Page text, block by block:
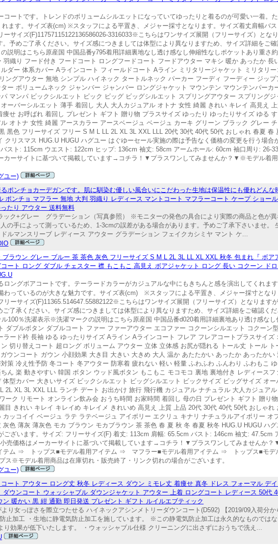
コートです。トレンドのボリュームシルエットになっていてゆったりと着るのが可愛い一着。
ます。サイズ表(cm) ※スタッフによる平置き、メジャー採寸となります。サイズ着丈肩幅バス
サイズ(F)11757115122136586026-3316033※こちらはワンサイズ展開（フリーサイズ）となり
予めご了承ください。サイズ感につきましては体型により異なりますため、サイズ詳細をご確
説明はこちら原産国 中国品番y795着用詳細裏地なし透け感なし伸縮性なしポケットあり重さ
織り フード付き フードコート ロングフードコート フードアウター マキシ 暖か あったか 長
ダー 体系カバー Aラインコート フィールドコート Aライン ミリタリージャケット ミリタリー
ングアウター 無地 シンプル ハイネック タートルネック パーカー フーディ フーディー ジップ
ー ボリュームネック ジャンバー ジャンバー ロングジャケット マウンテン マウンテンパーカ
マンパ ビックシルエット ビック ビッグ ビッグシルエット スプリングアウター スプリングジ
ーバーシルエット 薄手 着回し 大人 大人カジュアル オトナ 女性 綺麗 きれい キレイ 高見え
せ お呼ばれ 着回し プレゼント ギフト 贈り物 プラスサイズ ゆったり ゆったりサイズ ゆる
オトナ 女性 綺麗 アースカラー アースベージュ ベージュ カーキ グリーン ブラック グレー
黒色 フリーサイズ フリー S M L LL 2L XL 3L XXL LLL 20代 30代 40代 50代 おしゃれ 春夏 春
リスマス HUG.U HUGU ハグユー はぐゆーセール実施の際は予告なく価格の変更を行う場合
スト: 115cm ウエスト: 122cm ヒップ: 136cm 袖丈: 58cm アームホール: 60cm 袖口周り: 26-
カーサイトに基づいて掲載しています→コチラ！▼プラスワンしてみませんか？▼※モデル着
ユー)
ポンチョカーデガンです。肌に馴染む優しい風合いにこだわった生地は保温性にも優れどんな
ポンチョ マフラー 無地 大判 羽織り レディース マントコート マフラーコート ケープ ショー
たり アウター 送料無料
ック+グレー グラデーション（写真参照） ※モニターの発色の具合により実際の商品と色が異
の手によって測っているため、1-3cmの誤差がある場合があります。予めご了承下さいませ。
ルマンスリーブ レディース アウター グラデーション フェイクカシミヤ マント ケ...
ラウン グレー ブルー 茶 茶色 灰色 フリーサイズ S M L 2L 3L LL XL XXL 秋冬 包まれ『 ボア
ート ロング ダブル チェスター 襟 もこもこ 高見え ボアジャケット ロング 長い コクーン ドロ
ロングボアコートです。テーラードカラーがカジュアルな中にもきちんと感を演出してくれま
わっているのが大きな魅力です。サイズ表(cm) ※スタッフによる平置き、メジャー採寸となり
ーサイズ(F)11365.514647.55882122※こちらはワンサイズ展開（フリーサイズ）となります
了承ください。サイズ感につきましては体型により異なりますため、サイズ詳細をご確認くだ
100％洗濯表示※洗濯マークの説明はこちら原産国 中国品番d020着用詳細裏地あり透け感なし
ダブルボタン ダブルコート ファー ファーアウター エコファー コクーンシルエット コクーン
ード衿 長袖 ゆる ゆったりサイズ Aライン Aラインコート フレア フレアコートプラスサイズ
切り替えコート 超ロング ボリューム アウター 立体 立体感 お尻が隠れる トール丈 トール ト
ウンコート ガウン 小顔効果 大き目 大きい 大きめ 大人 温か あたたかい あったか あったかい
策 冷え性予防 冬コート 冬アウター 防寒着 疲れない 軽い 軽量 ふわふわ ふんわり ふわもこ
ん 楽 動きやすい 韓国 ボタン ウッド風ボタン もこもこ モコモコ 裏地 裏地付き レディースフ
型カバー 大きいサイズ ビックシルエット ビッグシルエット ビックサイズ ビッグサイズ オー
XL 3L XXL LLL ランチ デート お出かけ 旅行 飛行機 カジュアル ナチュラル 大人カジュアル
ーク リモート オンライン飲み会 おうち時間 お家時間 着回し 母の日 プレゼント ギフト 贈り
きれい キレイ キレイめ キレイメ きれいめ 高見え 上質 上品 20代 30代 40代 50代 おしゃれ
ッコイイ ベージュ ラテ ラテベージュ アイボリー エクリュ キナリ ナチュラルアイボリー オ
色 薄灰 薄灰色 モカ ブラウン モカブラウン 茶 茶色 春 夏 秋 冬 春夏 秋冬 HUG.U HUGU ハグ
ございます。サイズ: フリーサイズ(F) 着丈: 113cm 肩幅: 65.5cm バスト: 146cm 袖丈: 47.5cm
売価格はメーカーサイトに基づいて掲載しています→コチラ！▼プラスワンしてみませんか
テム ⇒ トップス■モデル着用アイテム ⇒ マフラー■モデル着用アイテム ⇒ トップス■モデ
モデル着用商品は在庫切れ・販売終了・リンク切れの場合がございます。
ユー)
ート アウター ロング丈 秋冬 レディース ダウン ミモレ丈 着痩せ 真冬 ドレス フォーマル デ
ウンコート ウォッシャブル ダウンジャケット アウター 上着 ロングコート レディース 50代
暖かい 黒 紺 通勤 即日発送 プレゼント ギフト ルイルエブティック
り女っぽさを際立つたせる ハイネックアシンメトリーダウンコート(D592) 【2019/09入荷分か
止加工 ・生地に静電気防止加工を施しています。 ※この静電気防止加工は永久的なものでは
効果が低下いたします。 ・ウォッシャブル仕様 クリーニングに出さずにおうちで洗え...